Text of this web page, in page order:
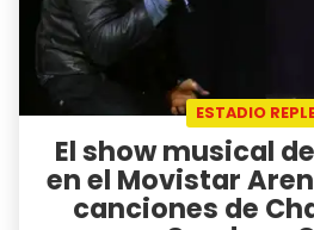
ESTADIO
El show musical
en el Movistar
canciones de